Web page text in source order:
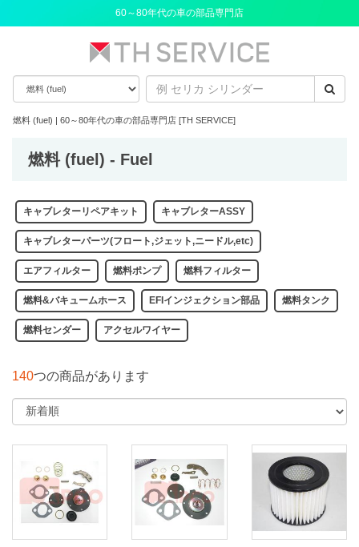
60～80年代の車の部品専門店
燃料 (fuel) | 60～80年代の車の部品専門店 [TH SERVICE]
燃料 (fuel) - Fuel
キャブレターリペアキット キャブレターASSY
キャブレターパーツ(フロート,ジェット,ニードル,etc)
エアフィルター 燃料ポンプ 燃料フィルター
燃料&バキュームホース EFIインジェクション部品 燃料タンク
燃料センダー アクセルワイヤー
140つの商品があります